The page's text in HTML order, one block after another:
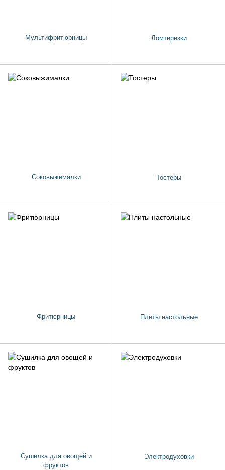
Мультифритюрницы Ломтерезки
Соковыжималки Тостеры
Фритюрницы Плиты настольные
Сушилка для овощей и
фруктов
Электродуховки